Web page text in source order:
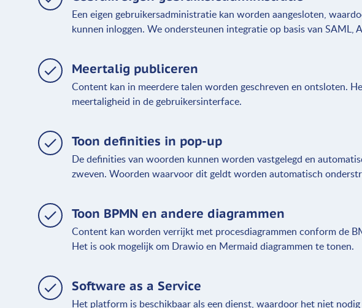
Een eigen gebruikersadministratie kan worden aangesloten,
kunnen inloggen. We ondersteunen integratie op basis van SAML,
Meertalig publiceren
Content kan in meerdere talen worden geschreven en ontsloten.
meertaligheid in de gebruikersinterface.
Toon definities in pop-up
De definities van woorden kunnen worden vastgelegd en
zweven. Woorden waarvoor dit geldt worden automatisch
Toon BPMN en andere diagrammen
Content kan worden verrijkt met procesdiagrammen conform de
Het is ook mogelijk om Drawio en Mermaid diagrammen te tonen.
Software as a Service
Het platform is beschikbaar als een dienst, waardoor het niet